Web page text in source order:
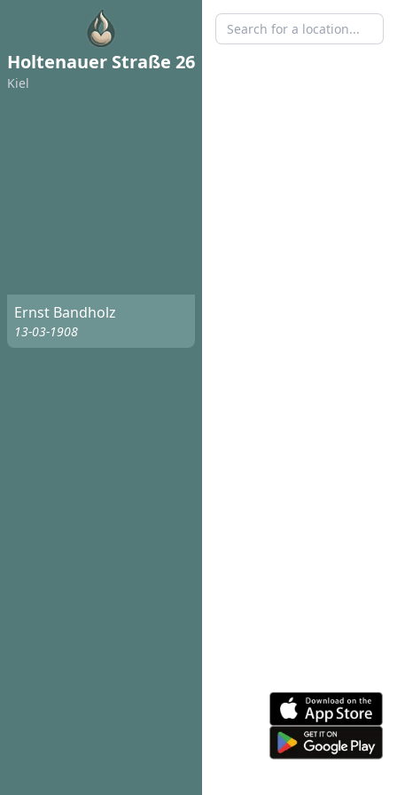
Holtenauer Straße 26
Kiel
Ernst Bandholz
13-03-1908